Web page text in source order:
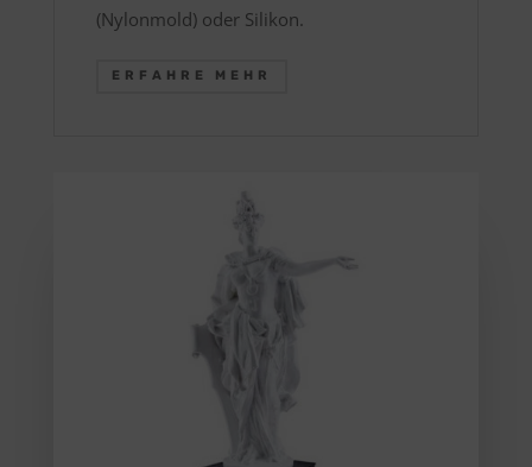
(Nylonmold) oder Silikon.
ERFAHRE MEHR